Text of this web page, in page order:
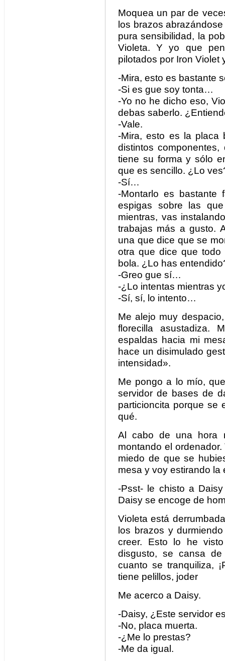
Moquea un par de
los brazos
pura sensibilidad, la
Violeta. Y yo que
pilotados por Iron Violet
-Mira, esto es bastante
-Si es gue soy tonta…
-Yo no he dicho eso,
debas saberlo.
-Vale.
-Mira, esto es la placa
distintos
tiene su forma y sólo
que es sencillo. ¿Lo
-Sí…
-Montarlo es bastante
espigas sobre las
mientras, vas
trabajas más a gusto.
una que dice que se
otra que dice que
bola. ¿Lo has
-Greo gue sí…
-¿Lo intentas mientras
-Sí, sí, lo intento…
Me alejo muy
florecilla asustadiza.
espaldas hacia mi
hace un disimulado
intensidad».
Me pongo a lo mío,
servidor de bases de
particioncita porque se
qué.
Al cabo de una hora
montando el
miedo de que se
mesa y voy estirando
-Psst- le chisto a
Daisy se encoge de
Violeta está
los brazos y
creer. Esto lo he
disgusto, se cansa
cuanto se tranquiliza,
tiene pelillos, joder
Me acerco a Daisy.
-Daisy, ¿Este servidor
-No, placa muerta.
-¿Me lo prestas?
-Me da igual.